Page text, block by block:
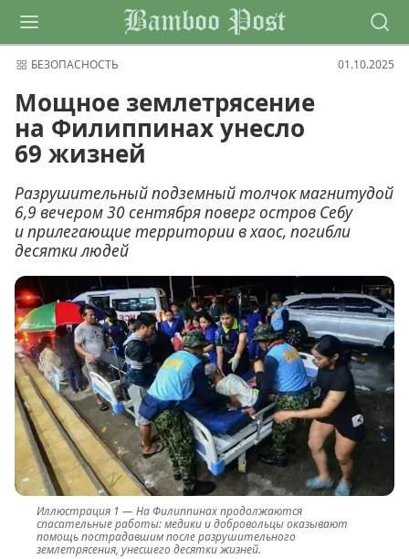
Bamboo Post
БЕЗОПАСНОСТЬ 01.10.2025
Мощное землетрясение
на Филиппинах унесло
69 жизней
Разрушительный подземный толчок магнитудой
6,9 вечером 30 сентября поверг остров Себу
и прилегающие территории в хаос, погибли
десятки людей
На Филиппинах продолжаются
спасательные работы: медики и добровольцы оказывают
помощь пострадавшим после разрушительного
землетрясения, унесшего десятки жизней.